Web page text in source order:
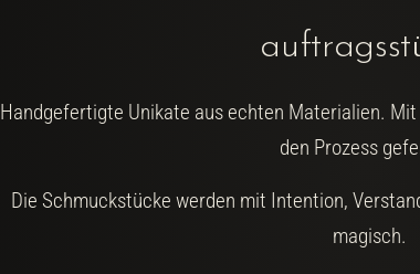
Handgefertigte Unikate aus echten Materialien.
den Prozess
Die Schmuckstücke werden mit Intention,
magisch.